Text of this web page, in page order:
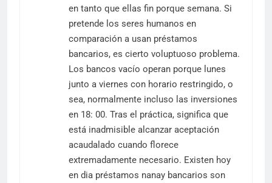
en tanto que ellas fin porque semana. Si
pretende los seres humanos en
comparación a usan préstamos
bancarios, es cierto voluptuoso problema.
Los bancos vacío operan porque lunes
junto a viernes con horario restringido, o
sea, normalmente incluso las inversiones
en 18: 00. Tras el práctica, significa que
está inadmisible alcanzar aceptación
acaudalado cuando florece
extremadamente necesario. Existen hoy
en dia préstamos nanay bancarios son